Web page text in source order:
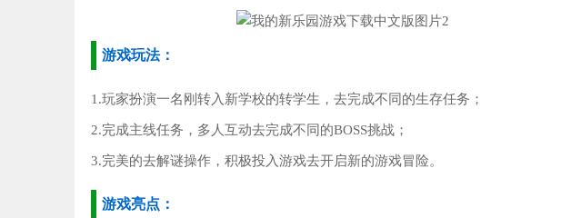
游戏玩法：
1.玩家扮演一名刚转入新学校的转学生，去完成不同的生存任务；
2.完成主线任务，多人互动去完成不同的BOSS挑战；
3.完美的去解谜操作，积极投入游戏去开启新的游戏冒险。
游戏亮点：